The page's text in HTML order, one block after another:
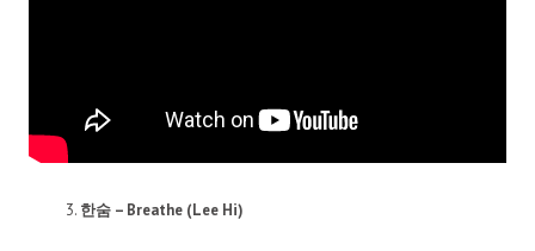
한숨 – Breathe (Lee Hi)